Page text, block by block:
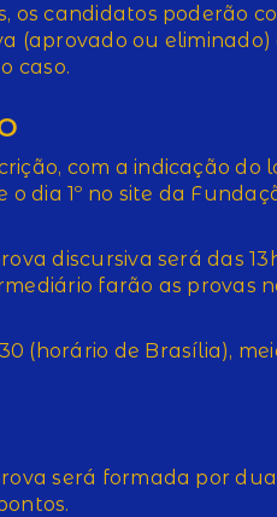
os candidatos poderão
(aprovado ou eliminado)
caso.
com a indicação do
o dia 1º no site da
discursiva será das 13h
farão as provas
(horário de Brasília),
será formada por